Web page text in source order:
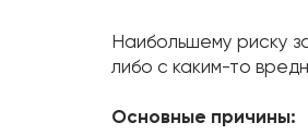
Наибольшему риску
либо с каким-то
Основные причины: